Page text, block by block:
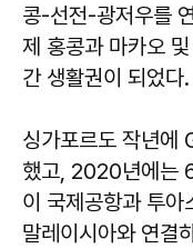
콩-선전-광저우를
제 홍콩과 마카오
간 생활권이 되었다.
싱가포르도 작년에
했고, 2020년에는
이 국제공항과 투아
말레이시아와 연결